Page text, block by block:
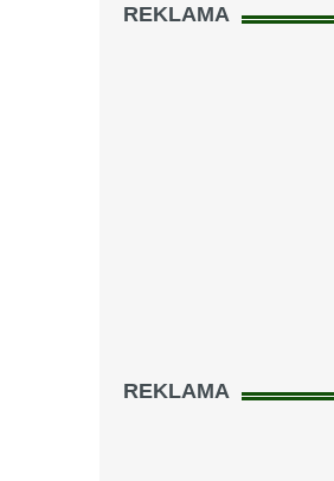
REKLAMA
REKLAMA